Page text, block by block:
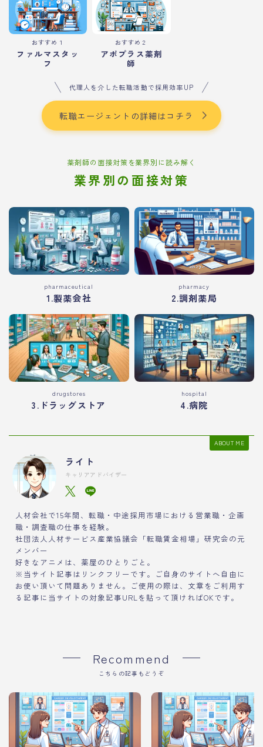
おすすめ１
ファルマスタッ
フ
おすすめ２
アポプラス薬剤
師
代理人を介した転職活動で採用効率UP
転職エージェントの詳細はコチラ
薬剤師の面接対策を業界別に読み解く
業界別の面接対策
pharmaceutical
1.製薬会社
pharmacy
2.調剤薬局
drugstores
3.ドラッグストア
hospital
4.病院
ABOUT ME
ライト
キャリアアドバイザー
人材会社で15年間、転職・中途採用市場における営業職・企画
職・調査職の仕事を経験。
社団法人人材サービス産業協議会「転職賃金相場」研究会の元
メンバー
好きなアニメは、薬屋のひとりごと。
※当サイト記事はリンクフリーです。ご自身のサイトへ自由に
お使い頂いて問題ありません。ご使用の際は、文章をご利用す
る記事に当サイトの対象記事URLを貼って頂ければOKです。
Recommend
こちらの記事もどうぞ